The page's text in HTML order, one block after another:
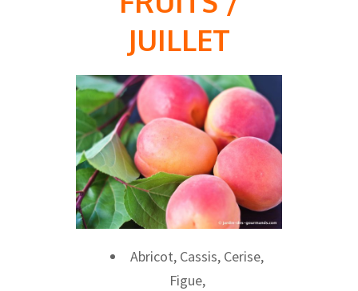
JUILLET
Abricot, Cassis, Cerise,
Figue,